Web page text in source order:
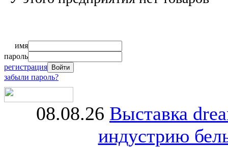
имя
пароль
регистрация
забыли пароль?
08.08.26 Выставка
индустрию